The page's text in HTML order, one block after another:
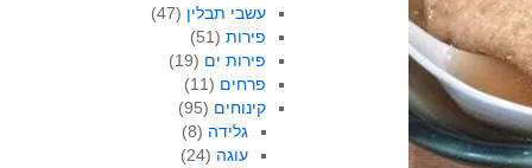
עשבי תבלין (47)
פירות(51)
פירות ים (19)
פרחים (11)
קינוחים (95)
גלידה (8)
עוגה (24)